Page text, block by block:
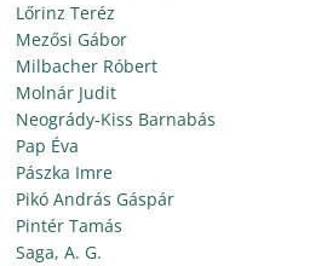
Lőrinz Teréz
Mezősi Gábor
Milbacher Róbert
Molnár Judit
Neogrády-Kiss Barnabás
Pap Éva
Pászka Imre
Pikó András Gáspár
Pintér Tamás
Saga, A. G.